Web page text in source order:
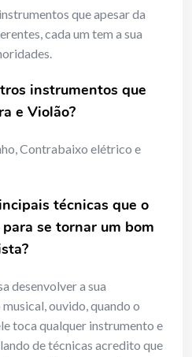
que apesar da
cada um tem a sua
instrumentos que
e Violão?
Contrabaixo elétrico e
técnicas que o
se tornar um bom
desenvolver a sua
ouvido, quando o
toca qualquer instrumento e
de técnicas acredito que